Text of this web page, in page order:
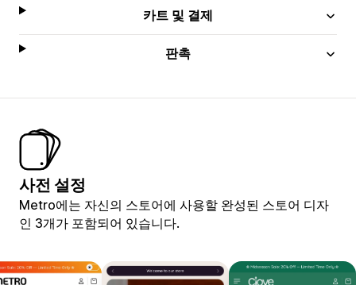
카트 및 결제
판촉
사전 설정
Metro에는 자신의 스토어에 사용할 완성된 스토어 디자
인 3개가 포함되어 있습니다.